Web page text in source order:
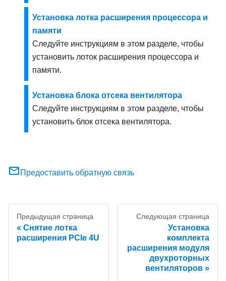
Установка лотка расширения процессора и
памяти
Следуйте инструкциям в этом разделе, чтобы
установить лоток расширения процессора и
памяти.
Установка блока отсека вентилятора
Следуйте инструкциям в этом разделе, чтобы
установить блок отсека вентилятора.
Предоставить обратную связь
Предыдущая страница
Снятие лотка
расширения PCIe 4U
Следующая страница
Установка
комплекта
расширения модуля
двухроторных
вентиляторов